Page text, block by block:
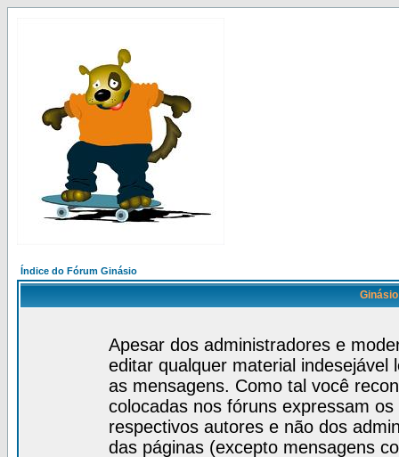
Índice do Fórum Ginásio
Apesar dos administradores e
editar qualquer material
as mensagens. Como tal você
colocadas nos fóruns expressam
respectivos autores e não dos
das páginas (excepto mensagens